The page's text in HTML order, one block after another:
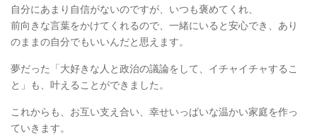
自分にあまり自信がないのですが、いつも褒めてくれ、
前向きな言葉をかけてくれるので、一緒にいると安心でき、あり
のままの自分でもいいんだと思えます。
夢だった「大好きな人と政治の議論をして、イチャイチャするこ
と」も、叶えることができました。
これからも、お互い支え合い、幸せいっぱいな温かい家庭を作っ
ていきます。